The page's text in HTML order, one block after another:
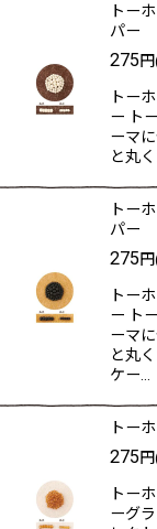
トー
パー
275円
トー
ー ト
ーマ
と丸
トー
パー
275円
トー
ー ト
ーマ
と丸
ケー…
トー
275円
トー
ーグ